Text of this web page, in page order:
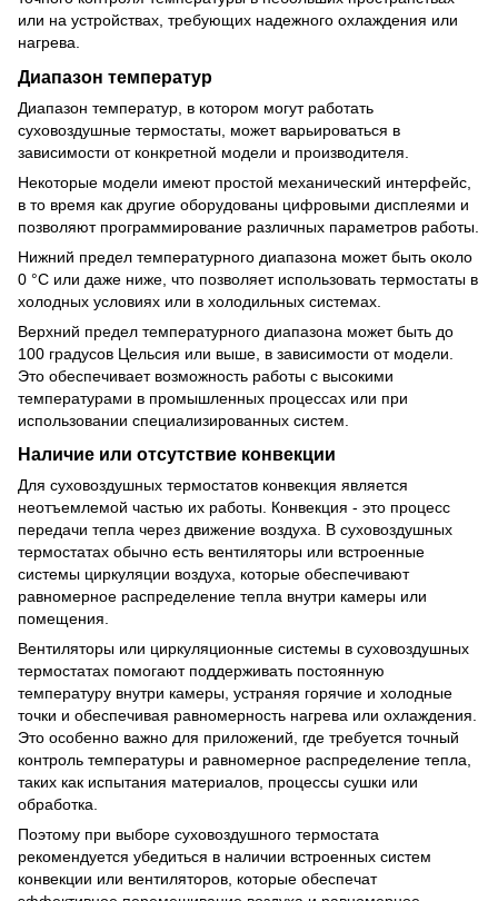
или на устройствах, требующих надежного охлаждения или
нагрева.
Диапазон температур
Диапазон температур, в котором могут работать
суховоздушные термостаты, может варьироваться в
зависимости от конкретной модели и производителя.
Некоторые модели имеют простой механический интерфейс,
в то время как другие оборудованы цифровыми дисплеями и
позволяют программирование различных параметров работы.
Нижний предел температурного диапазона может быть около
0 °C или даже ниже, что позволяет использовать термостаты в
холодных условиях или в холодильных системах.
Верхний предел температурного диапазона может быть до
100 градусов Цельсия или выше, в зависимости от модели.
Это обеспечивает возможность работы с высокими
температурами в промышленных процессах или при
использовании специализированных систем.
Наличие или отсутствие конвекции
Для суховоздушных термостатов конвекция является
неотъемлемой частью их работы. Конвекция - это процесс
передачи тепла через движение воздуха. В суховоздушных
термостатах обычно есть вентиляторы или встроенные
системы циркуляции воздуха, которые обеспечивают
равномерное распределение тепла внутри камеры или
помещения.
Вентиляторы или циркуляционные системы в суховоздушных
термостатах помогают поддерживать постоянную
температуру внутри камеры, устраняя горячие и холодные
точки и обеспечивая равномерность нагрева или охлаждения.
Это особенно важно для приложений, где требуется точный
контроль температуры и равномерное распределение тепла,
таких как испытания материалов, процессы сушки или
обработка.
Поэтому при выборе суховоздушного термостата
рекомендуется убедиться в наличии встроенных систем
конвекции или вентиляторов, которые обеспечат